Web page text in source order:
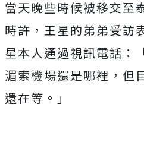
當天晚些時候被移交至
時許，王星的弟弟受訪
星本人通過視訊電話：
湄索機場還是哪裡，但
還在等。」